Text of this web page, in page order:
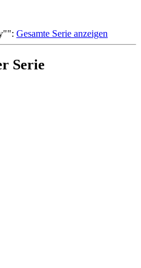
": Gesamte Serie anzeigen
Serie